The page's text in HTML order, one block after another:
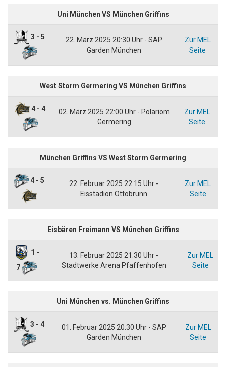
Uni München VS München Griffins
3 - 5
22. März 2025 20:30 Uhr - SAP
Garden München
Zur MEL
Seite
West Storm Germering VS München Griffins
4 - 4
02. März 2025 22:00 Uhr - Polariom
Germering
Zur MEL
Seite
München Griffins VS West Storm Germering
4 - 5
22. Februar 2025 22:15 Uhr -
Eisstadion Ottobrunn
Zur MEL
Seite
Eisbären Freimann VS München Griffins
1 -
7
13. Februar 2025 21:30 Uhr -
Stadtwerke Arena Pfaffenhofen
Zur MEL
Seite
Uni München vs. München Griffins
3 - 4
01. Februar 2025 20:30 Uhr - SAP
Garden München
Zur MEL
Seite